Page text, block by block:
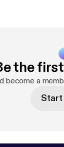
the
become a
Start